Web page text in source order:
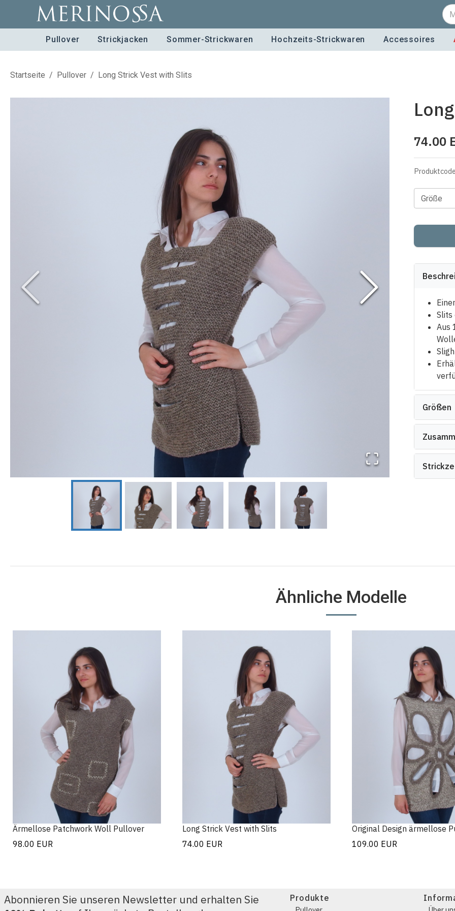
Pullover Strickjacken Sommer-Strickwaren Hochzeits-Strickwaren Accessoires
Startseite / Pullover / Long Strick Vest with Slits
74.00
Größe
Slits
Aus
Größen
Ähnliche Modelle
Ärmellose Patchwork Woll Pullover
98.00 EUR
Long Strick Vest with Slits
74.00 EUR
Original Design ärmellose
109.00 EUR
Abonnieren Sie unseren Newsletter und erhalten Sie
Produkte